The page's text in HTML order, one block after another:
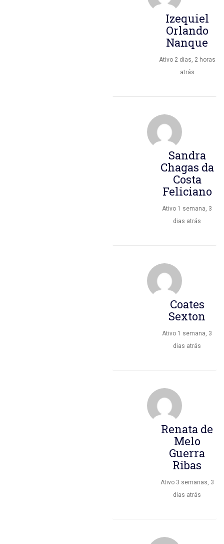
Izequiel
Orlando
Nanque
Ativo 2 dias, 2 horas
atrás
Sandra
Chagas da
Costa
Feliciano
Ativo 1 semana, 3
dias atrás
Coates
Sexton
Ativo 1 semana, 3
dias atrás
Renata de
Melo
Guerra
Ribas
Ativo 3 semanas, 3
dias atrás